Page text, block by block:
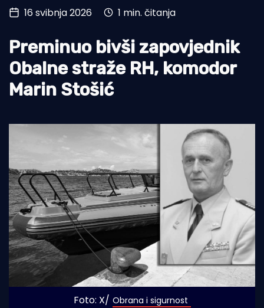
Turizam i nautika
Pomorstvo
Ribolov
Ekologija
16 svibnja 2026 1 min. čitanja
Preminuo bivši zapovjednik
Obalne straže RH, komodor
Marin Stošić
Foto: X/ Obrana i sigurnost